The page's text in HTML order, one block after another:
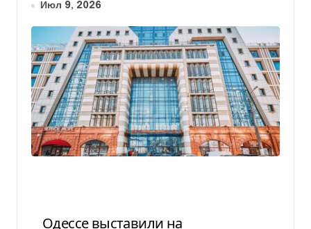
Июл 9, 2026
Одессе выставили на